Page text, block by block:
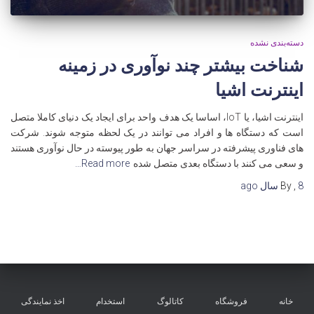
دسته‌بندی نشده
شناخت بیشتر چند نوآوری در زمینه
اینترنت اشیا
اینترنت اشیا، یا IoT، اساسا یک هدف واحد برای ایجاد یک دنیای کاملا متصل
است که دستگاه ها و افراد می توانند در یک لحظه متوجه شوند. شرکت
های فناوری پیشرفته در سراسر جهان به طور پیوسته در حال نوآوری هستند
و سعی می کنند با دستگاه بعدی متصل شده Read more…
By , 8 سال
خانه فروشگاه کاتالوگ استخدام اخذ نمایندگی